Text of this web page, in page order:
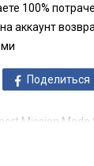
100%
аккаунт
Поделиться
Mission Mode